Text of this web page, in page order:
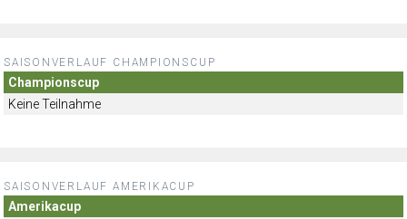
SAISONVERLAUF CHAMPIONSCUP
Championscup
Keine Teilnahme
SAISONVERLAUF AMERIKACUP
Amerikacup